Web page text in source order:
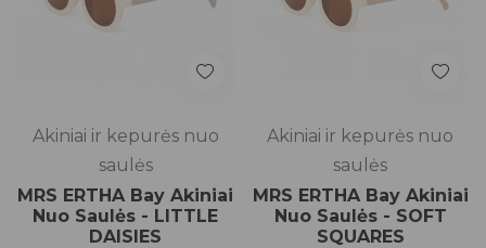
Akiniai ir kepurės nuo
saulės
MRS ERTHA Bay Akiniai
Nuo Saulės - LITTLE
DAISIES
Akiniai ir kepurės nuo
saulės
MRS ERTHA Bay Akiniai
Nuo Saulės - SOFT
SQUARES